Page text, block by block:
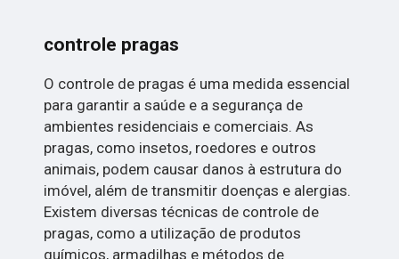
controle pragas
O controle de pragas é uma medida essencial
para garantir a saúde e a segurança de
ambientes residenciais e comerciais. As
pragas, como insetos, roedores e outros
animais, podem causar danos à estrutura do
imóvel, além de transmitir doenças e alergias.
Existem diversas técnicas de controle de
pragas, como a utilização de produtos
químicos, armadilhas e métodos de